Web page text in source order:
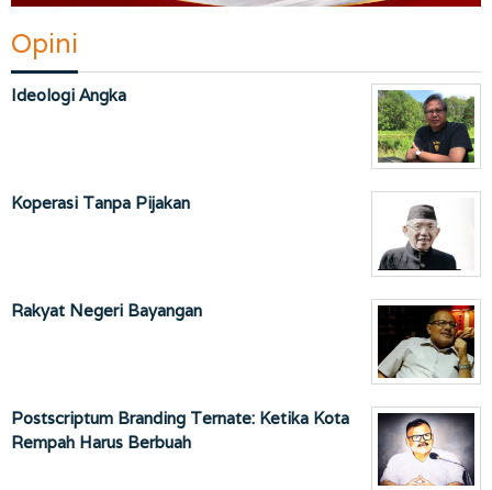
Opini
Ideologi Angka
Koperasi Tanpa Pijakan
Rakyat Negeri Bayangan
Postscriptum Branding Ternate: Ketika Kota
Rempah Harus Berbuah